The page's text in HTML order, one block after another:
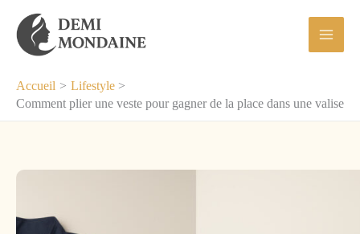
contenu
Accueil
Lifestyle
Comment plier une veste pour gagner de la place dans une valise